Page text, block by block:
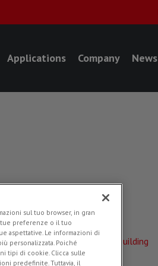
Applications Company News
Applications:
Construction and Building
Added in
sul tuo browser, in gran
preferenze o il tuo
aspettative. Le informazioni di
personalizzata. Poiché
tipi di cookie. Clicca sulle
predefinite. Tuttavia, il